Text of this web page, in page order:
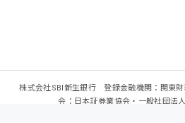
株式会社SBI新生銀行 登録金融機関：関東
会：日本証券業協会・一般社団法